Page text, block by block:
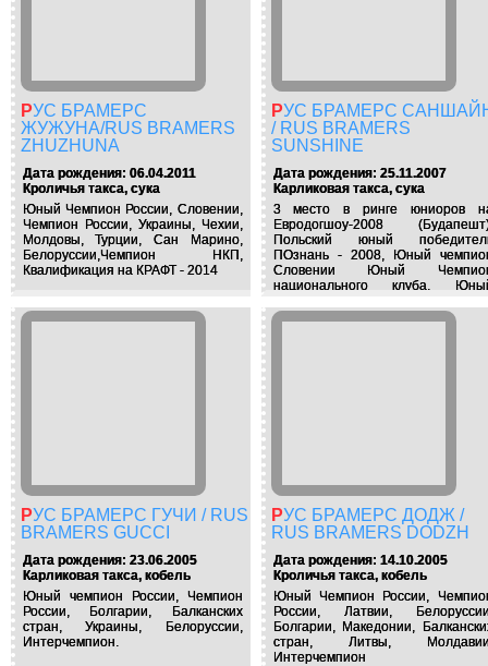
РУС БРАМЕРС
ЖУЖУНА/RUS BRAMERS
ZHUZHUNA
Дата рождения: 06.04.2011
Кроличья такса, сука
Юный Чемпион России, Словении,
Чемпион России, Украины, Чехии,
Молдовы, Турции, Сан Марино,
Белоруссии,Чемпион НКП,
Квалификация на КРАФТ - 2014
РУС БРАМЕРС САНШАЙН
/ RUS BRAMERS
SUNSHINE
Дата рождения: 25.11.2007
Карликовая такса, сука
3 место в ринге юниоров
Евродогшоу-2008
Польский юный
ПОзнань - 2008, Юный
Словении Юный
национального клуба.
национального клуба
РУС БРАМЕРС ГУЧИ / RUS
BRAMERS GUCCI
Дата рождения: 23.06.2005
Карликовая такса, кобель
Юный чемпион России, Чемпион
России, Болгарии, Балканских
стран, Украины, Белоруссии,
Интерчемпион.
РУС БРАМЕРС ДОДЖ /
RUS BRAMERS DODZH
Дата рождения: 14.10.2005
Кроличья такса, кобель
Юный Чемпион России,
России, Латвии,
Болгарии, Македонии,
стран, Литвы,
Интерчемпион